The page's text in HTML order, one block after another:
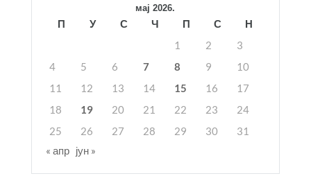
мај 2026.
П У С Ч П С
Н
1
2
3
4
5 6 7 8 9
10
11
12 13 14 15 16
17
18
19 20 21 22 23
24
25
26 27 28 29 30
31
« апр јун »